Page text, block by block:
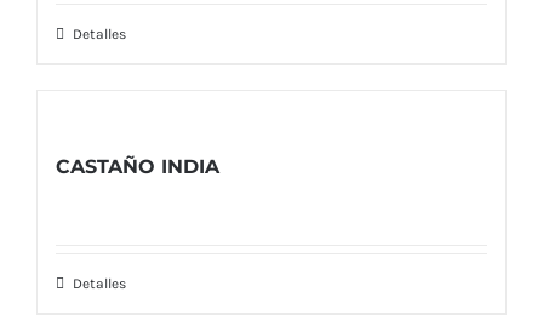
Detalles
CASTAÑO INDIA
Detalles